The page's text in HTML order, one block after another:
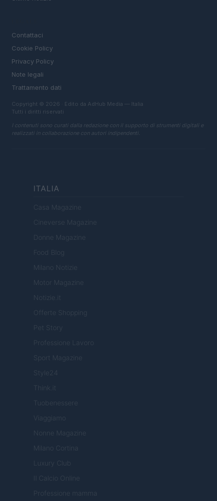
Contattaci
Cookie Policy
Privacy Policy
Note legali
Trattamento dati
Copyright © 2026 · Edito da AdHub Media — Italia
Tutti i diritti riservati
I contenuti sono curati dalla redazione con il supporto di strumenti digitali e
realizzati in collaborazione con autori indipendenti.
ITALIA
Casa Magazine
Cineverse Magazine
Donne Magazine
Food Blog
Milano Notizie
Motor Magazine
Notizie.it
Offerte Shopping
Pet Story
Professione Lavoro
Sport Magazine
Style24
Think.it
Tuobenessere
Viaggiamo
Nonne Magazine
Milano Cortina
Luxury Club
Il Calcio Online
Professione mamma